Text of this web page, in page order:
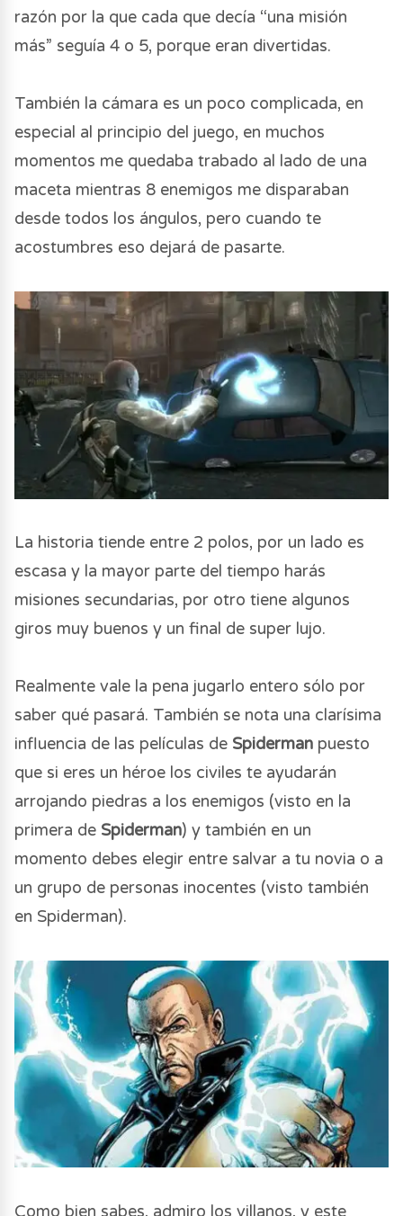
razón por la que cada que decía “una misión
más” seguía 4 o 5, porque eran divertidas.
También la cámara es un poco complicada, en
especial al principio del juego, en muchos
momentos me quedaba trabado al lado de una
maceta mientras 8 enemigos me disparaban
desde todos los ángulos, pero cuando te
acostumbres eso dejará de pasarte.
La historia tiende entre 2 polos, por un lado es
escasa y la mayor parte del tiempo harás
misiones secundarias, por otro tiene algunos
giros muy buenos y un final de super lujo.
Realmente vale la pena jugarlo entero sólo por
saber qué pasará. También se nota una clarísima
influencia de las películas de Spiderman puesto
que si eres un héroe los civiles te ayudarán
arrojando piedras a los enemigos (visto en la
primera de Spiderman) y también en un
momento debes elegir entre salvar a tu novia o a
un grupo de personas inocentes (visto también
en Spiderman).
Como bien sabes, admiro los villanos, y este